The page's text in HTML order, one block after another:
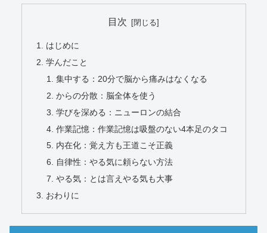
目次
はじめに
学んだこと
集中する：20分で脳から痛みはなくなる
からの分散：脳全体を使う
学びを深める：ニューロンの結合
作業記憶：作業記憶は吸盤のない4本足のタコ
内在化：覚え方も王道こそ正義
自律性：やる気に頼らない方法
やる気：とは言えやる気も大事
おわりに